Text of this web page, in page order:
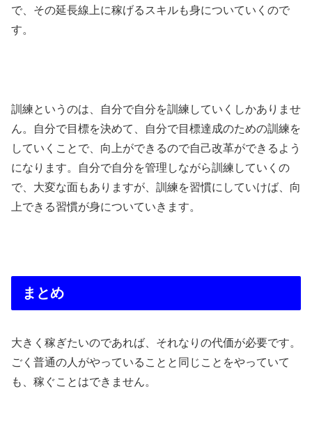
で、その延長線上に稼げるスキルも身についていくので
す。
訓練というのは、自分で自分を訓練していくしかありませ
ん。自分で目標を決めて、自分で目標達成のための訓練を
していくことで、向上ができるので自己改革ができるよう
になります。自分で自分を管理しながら訓練していくの
で、大変な面もありますが、訓練を習慣にしていけば、向
上できる習慣が身についていきます。
まとめ
大きく稼ぎたいのであれば、それなりの代価が必要です。
ごく普通の人がやっていることと同じことをやっていて
も、稼ぐことはできません。